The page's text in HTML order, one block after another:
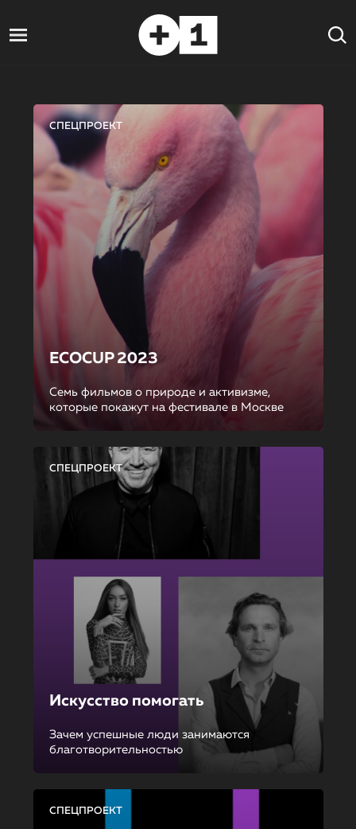
СПЕЦПРОЕКТ
ECOCUP 2023
Семь фильмов о природе и активизме,
которые покажут на фестивале в Москве
СПЕЦПРОЕКТ
Искусство помогать
Зачем успешные люди занимаются
благотворительностью
СПЕЦПРОЕКТ